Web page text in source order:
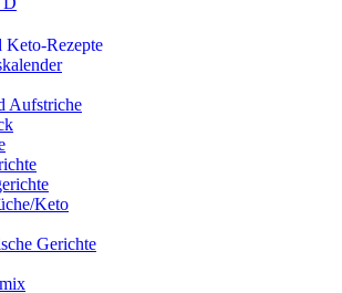
Rezepte
Aufstriche
Keto
Gerichte